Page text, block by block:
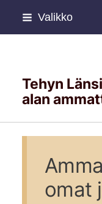
Siirry
Valikko
Tehyn
alan
omat